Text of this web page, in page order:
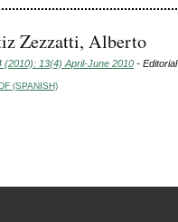
Zezzatti, Alberto
(2010): 13(4) April-June 2010 - Editorial
(SPANISH)